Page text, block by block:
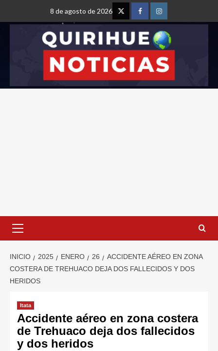
8 de agosto de 2026
INICIO 2025 ENERO 26
ACCIDENTE AÉREO EN ZONA
COSTERA DE TREHUACO DEJA DOS FALLECIDOS Y DOS
HERIDOS
Itata
Accidente aéreo en zona costera
de Trehuaco deja dos fallecidos
y dos heridos